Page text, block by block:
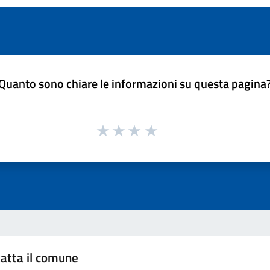
sono chiare le informazioni su questa
il comune